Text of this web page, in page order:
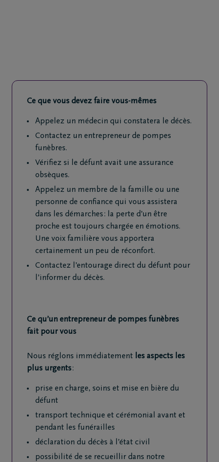
Questions
posées
Assistance
en cas de
24h/24
+32
4
343
10
Ce que vous devez faire vous-mêmes
Appelez un médecin qui constatera le décès.
Contactez un entrepreneur de pompes
funèbres.
Vérifiez si le défunt avait une assurance
obsèques.
Appelez un membre de la famille ou une
personne de confiance qui vous assistera
dans les démarches : la perte d’un être
proche est toujours chargée en émotions.
Une voix familière vous apportera
certainement un peu de réconfort.
Contactez l’entourage direct du défunt pour
l’informer du décès.
Ce qu’un entrepreneur de pompes funèbres
fait pour vous
Nous réglons immédiatement les aspects les
plus urgents:
prise en charge, soins et mise en bière du
défunt
transport technique et cérémonial avant et
pendant les funérailles
déclaration du décès à l’état civil
possibilité de se recueillir dans notre